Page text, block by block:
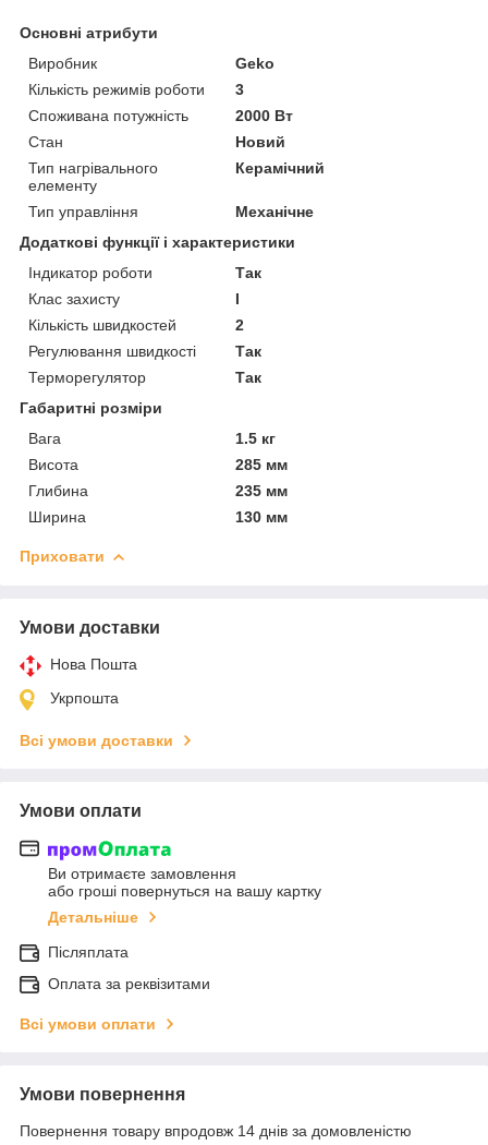
Основні атрибути
Виробник
Geko
Кількість режимів роботи
3
Споживана потужність
2000 Вт
Стан
Новий
Тип нагрівального
елементу
Керамічний
Тип управління
Механічне
Додаткові функції і характеристики
Індикатор роботи
Так
Клас захисту
I
Кількість швидкостей
2
Регулювання швидкості
Так
Терморегулятор
Так
Габаритні розміри
Вага
1.5 кг
Висота
285 мм
Глибина
235 мм
Ширина
130 мм
Приховати
Умови доставки
Нова Пошта
Укрпошта
Всі умови доставки
Умови оплати
Ви отримаєте замовлення
або гроші повернуться на вашу картку
Детальніше
Післяплата
Оплата за реквізитами
Всі умови оплати
Умови повернення
Повернення товару впродовж 14 днів за домовленістю